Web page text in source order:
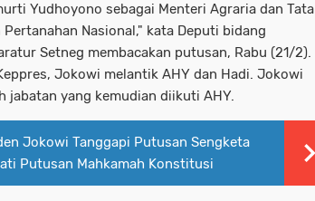
Yudhoyono sebagai Menteri Agraria dan Tata
Pertanahan Nasional," kata Deputi bidang
Setneg membacakan putusan, Rabu (21/2).
Jokowi melantik AHY dan Hadi. Jokowi
jabatan yang kemudian diikuti AHY.
Jokowi Tanggapi Putusan Sengketa
Putusan Mahkamah Konstitusi